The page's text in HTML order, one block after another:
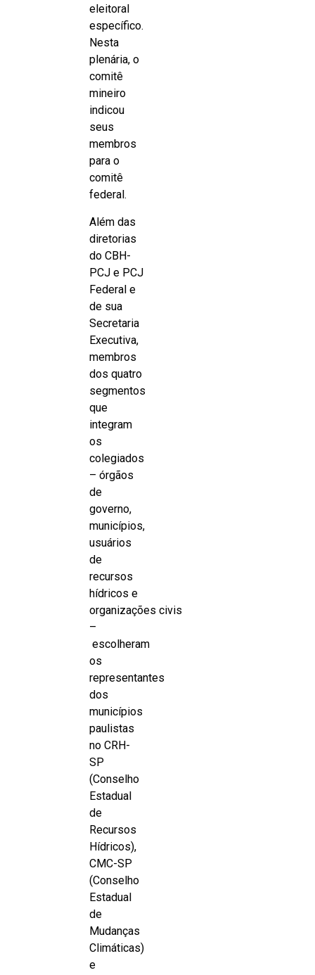
eleitoral
específico.
Nesta
plenária, o
comitê
mineiro
indicou
seus
membros
para o
comitê
federal.
Além das
diretorias
do CBH-
PCJ e PCJ
Federal e
de sua
Secretaria
Executiva,
membros
dos quatro
segmentos
que
integram
os
colegiados
– órgãos
de
governo,
municípios,
usuários
de
recursos
hídricos e
organizações civis
–
escolheram
os
representantes
dos
municípios
paulistas
no CRH-
SP
(Conselho
Estadual
de
Recursos
Hídricos),
CMC-SP
(Conselho
Estadual
de
Mudanças
Climáticas)
e